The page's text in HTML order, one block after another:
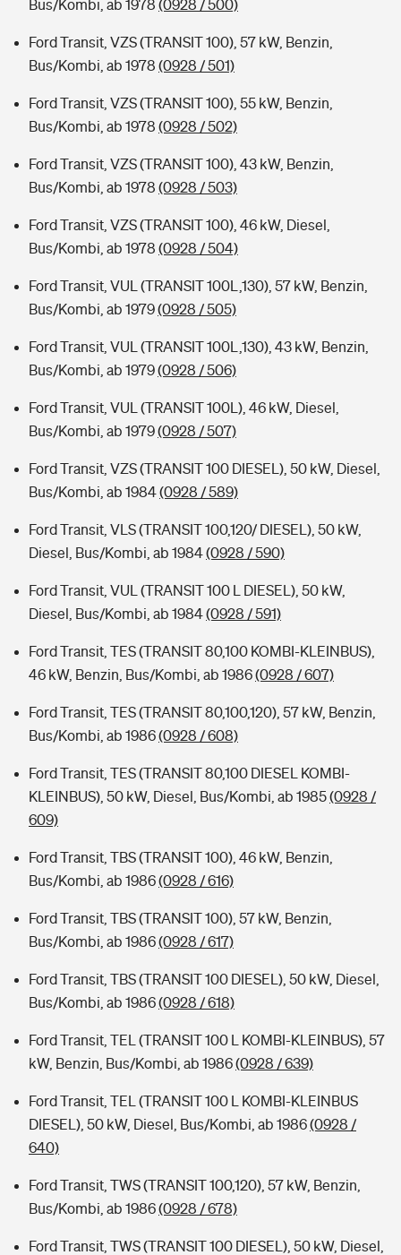
Bus/Kombi, ab 1978 (0928 / 500)
Ford Transit, VZS (TRANSIT 100), 57 kW, Benzin,
Bus/Kombi, ab 1978 (0928 / 501)
Ford Transit, VZS (TRANSIT 100), 55 kW, Benzin,
Bus/Kombi, ab 1978 (0928 / 502)
Ford Transit, VZS (TRANSIT 100), 43 kW, Benzin,
Bus/Kombi, ab 1978 (0928 / 503)
Ford Transit, VZS (TRANSIT 100), 46 kW, Diesel,
Bus/Kombi, ab 1978 (0928 / 504)
Ford Transit, VUL (TRANSIT 100L,130), 57 kW, Benzin,
Bus/Kombi, ab 1979(0928 / 505)
Ford Transit, VUL (TRANSIT 100L,130), 43 kW, Benzin,
Bus/Kombi, ab 1979(0928 / 506)
Ford Transit, VUL (TRANSIT 100L), 46 kW, Diesel,
Bus/Kombi, ab 1979(0928 / 507)
Ford Transit, VZS (TRANSIT 100 DIESEL), 50 kW, Diesel,
Bus/Kombi, ab 1984(0928 / 589)
Ford Transit, VLS (TRANSIT 100,120/ DIESEL), 50 kW,
Diesel, Bus/Kombi, ab 1984(0928 / 590)
Ford Transit, VUL (TRANSIT 100 L DIESEL), 50 kW,
Diesel, Bus/Kombi, ab 1984(0928 / 591)
Ford Transit, TES (TRANSIT 80,100 KOMBI-KLEINBUS),
46 kW, Benzin, Bus/Kombi, ab 1986(0928 / 607)
Ford Transit, TES (TRANSIT 80,100,120), 57 kW, Benzin,
Bus/Kombi, ab 1986(0928 / 608)
Ford Transit, TES (TRANSIT 80,100 DIESEL KOMBI-
KLEINBUS), 50 kW, Diesel, Bus/Kombi, ab 1985(0928 /
609)
Ford Transit, TBS (TRANSIT 100), 46 kW, Benzin,
Bus/Kombi, ab 1986(0928 / 616)
Ford Transit, TBS (TRANSIT 100), 57 kW, Benzin,
Bus/Kombi, ab 1986(0928 / 617)
Ford Transit, TBS (TRANSIT 100 DIESEL), 50 kW, Diesel,
Bus/Kombi, ab 1986(0928 / 618)
Ford Transit, TEL (TRANSIT 100 L KOMBI-KLEINBUS), 57
kW, Benzin, Bus/Kombi, ab 1986(0928 / 639)
Ford Transit, TEL (TRANSIT 100 L KOMBI-KLEINBUS
DIESEL), 50 kW, Diesel, Bus/Kombi, ab 1986(0928 /
640)
Ford Transit, TWS (TRANSIT 100,120), 57 kW, Benzin,
Bus/Kombi, ab 1986(0928 / 678)
Ford Transit, TWS (TRANSIT 100 DIESEL), 50 kW, Diesel,